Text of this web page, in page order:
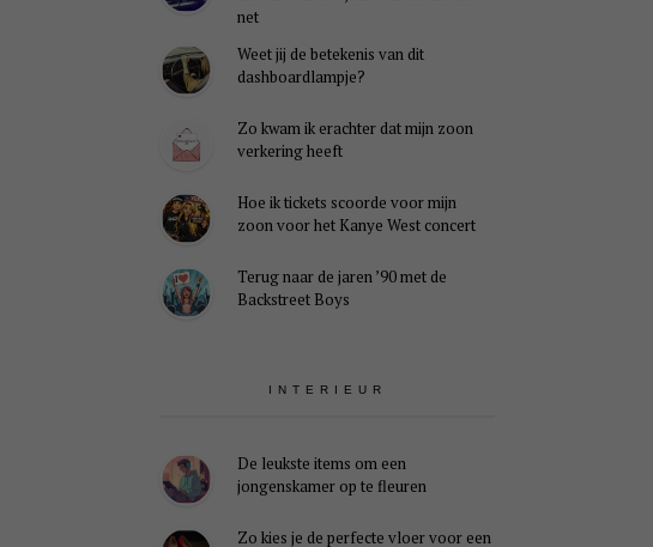
net
Weet jij de betekenis van dit
dashboardlampje?
Zo kwam ik erachter dat mijn zoon
verkering heeft
Hoe ik tickets scoorde voor mijn
zoon voor het Kanye West concert
Terug naar de jaren ’90 met de
Backstreet Boys
INTERIEUR
De leukste items om een
jongenskamer op te fleuren
Zo kies je de perfecte vloer voor een